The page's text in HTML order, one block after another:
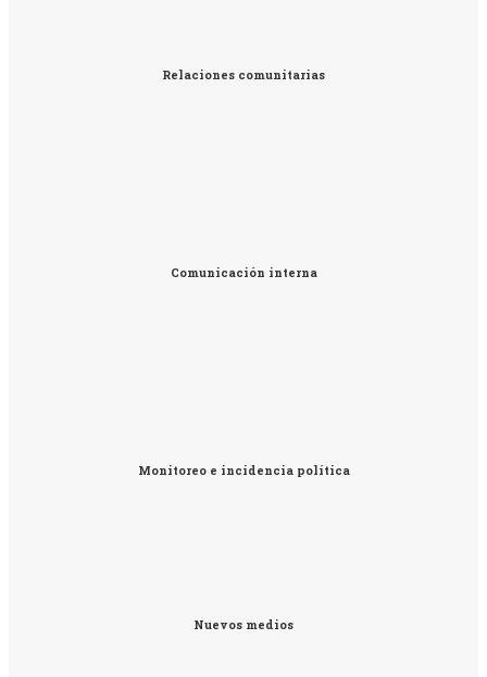
Relaciones comunitarias
Comunicación interna
Monitoreo e incidencia política
Nuevos medios